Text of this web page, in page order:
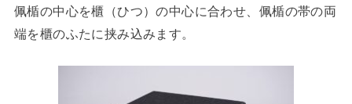
佩楯の中心を櫃（ひつ）の中心に合わせ、佩楯の帯の両
端を櫃のふたに挟み込みます。